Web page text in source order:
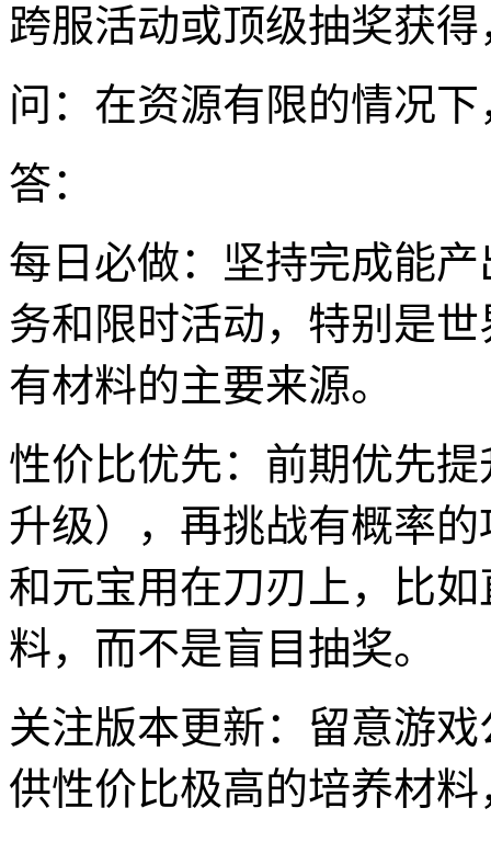
跨服活动或顶级抽奖获
问：在资源有限的情况
答：
每日必做：坚持完成能
务和限时活动，特别是
有材料的主要来源。
性价比优先：前期优先
升级），再挑战有概率
和元宝用在刀刃上，比
料，而不是盲目抽奖。
关注版本更新：留意游
供性价比极高的培养材